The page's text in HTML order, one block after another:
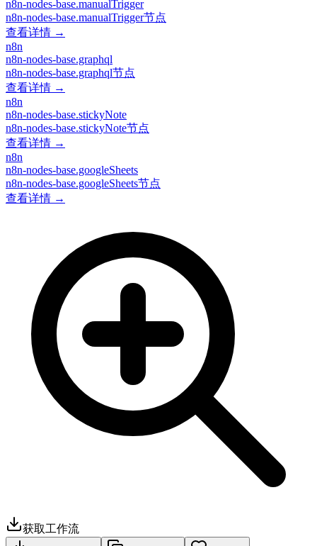
n8n-nodes-base.manualTrigger
n8n-nodes-base.manualTrigger节点
查看详情 →
n8n
n8n-nodes-base.graphql
n8n-nodes-base.graphql节点
查看详情 →
n8n
n8n-nodes-base.stickyNote
n8n-nodes-base.stickyNote节点
查看详情 →
n8n
n8n-nodes-base.googleSheets
n8n-nodes-base.googleSheets节点
查看详情 →
获取工作流